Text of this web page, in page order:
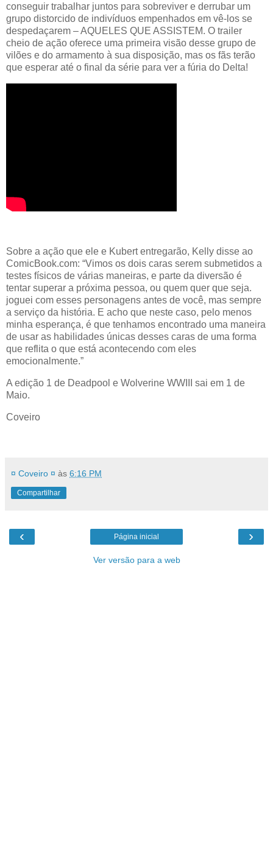
conseguir trabalhar juntos para sobreviver e derrubar um
grupo distorcido de indivíduos empenhados em vê-los se
despedaçarem – AQUELES QUE ASSISTEM. O trailer
cheio de ação oferece uma primeira visão desse grupo de
vilões e do armamento à sua disposição, mas os fãs terão
que esperar até o final da série para ver a fúria do Delta!
Sobre a ação que ele e Kubert entregarão, Kelly disse ao
ComicBook.com: “Vimos os dois caras serem submetidos a
testes físicos de várias maneiras, e parte da diversão é
tentar superar a próxima pessoa, ou quem quer que seja.
joguei com esses personagens antes de você, mas sempre
a serviço da história. E acho que neste caso, pelo menos
minha esperança, é que tenhamos encontrado uma maneira
de usar as habilidades únicas desses caras de uma forma
que reflita o que está acontecendo com eles
emocionalmente.”
A edição 1 de Deadpool e Wolverine WWIII sai em 1 de
Maio.
Coveiro
¤ Coveiro ¤ às 6:16 PM
Compartilhar
‹ ›
Página inicial
Ver versão para a web